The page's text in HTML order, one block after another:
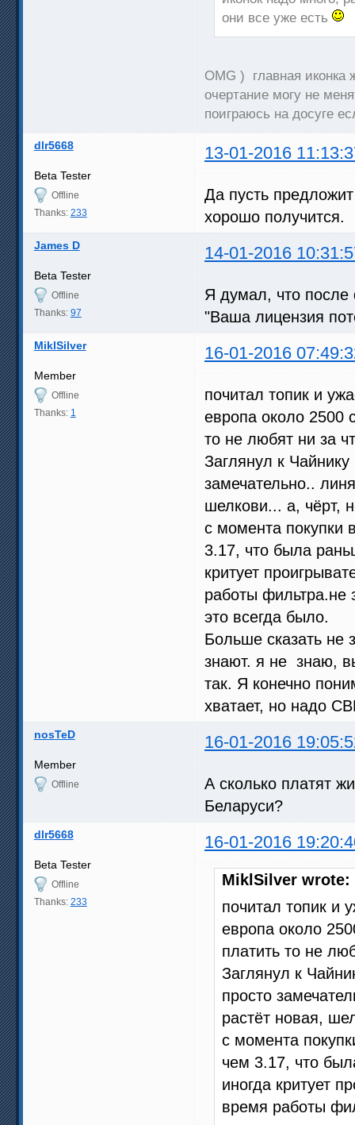
они все уже есть
OMG ) главная иконка
очертание могу не
поиграюсь на досуге
dlr5668 13-01-2016
Beta Tester
Offline
Thanks: 233
Да пусть
хорошо получится.
James D 14-01-2016
Beta Tester
Offline
Thanks: 97
Я думал, что после
"Ваша лицензия
MiklSilver 16-01-2016
Member
Offline
Thanks: 1
почитал топик и
европа около 2500
то не любят ни за
Заглянул к
замечательно..
шелкови... а, чёрт,
с момента покупки
3.17, что была
критует
работы фильтра.не
это всегда было.
Больше сказать не
знают. я не знаю,
так. Я конечно
хватает, но надо
nosTeD 16-01-2016
Member
Offline
А сколько платят
Беларуси?
dlr5668 16-01-2016
Beta Tester
Offline
Thanks: 233
MiklSilver wrote:
почитал топик и
европа около
платить то не
Заглянул к
просто
растёт новая,
с момента
чем 3.17, что
иногда критует
время работы